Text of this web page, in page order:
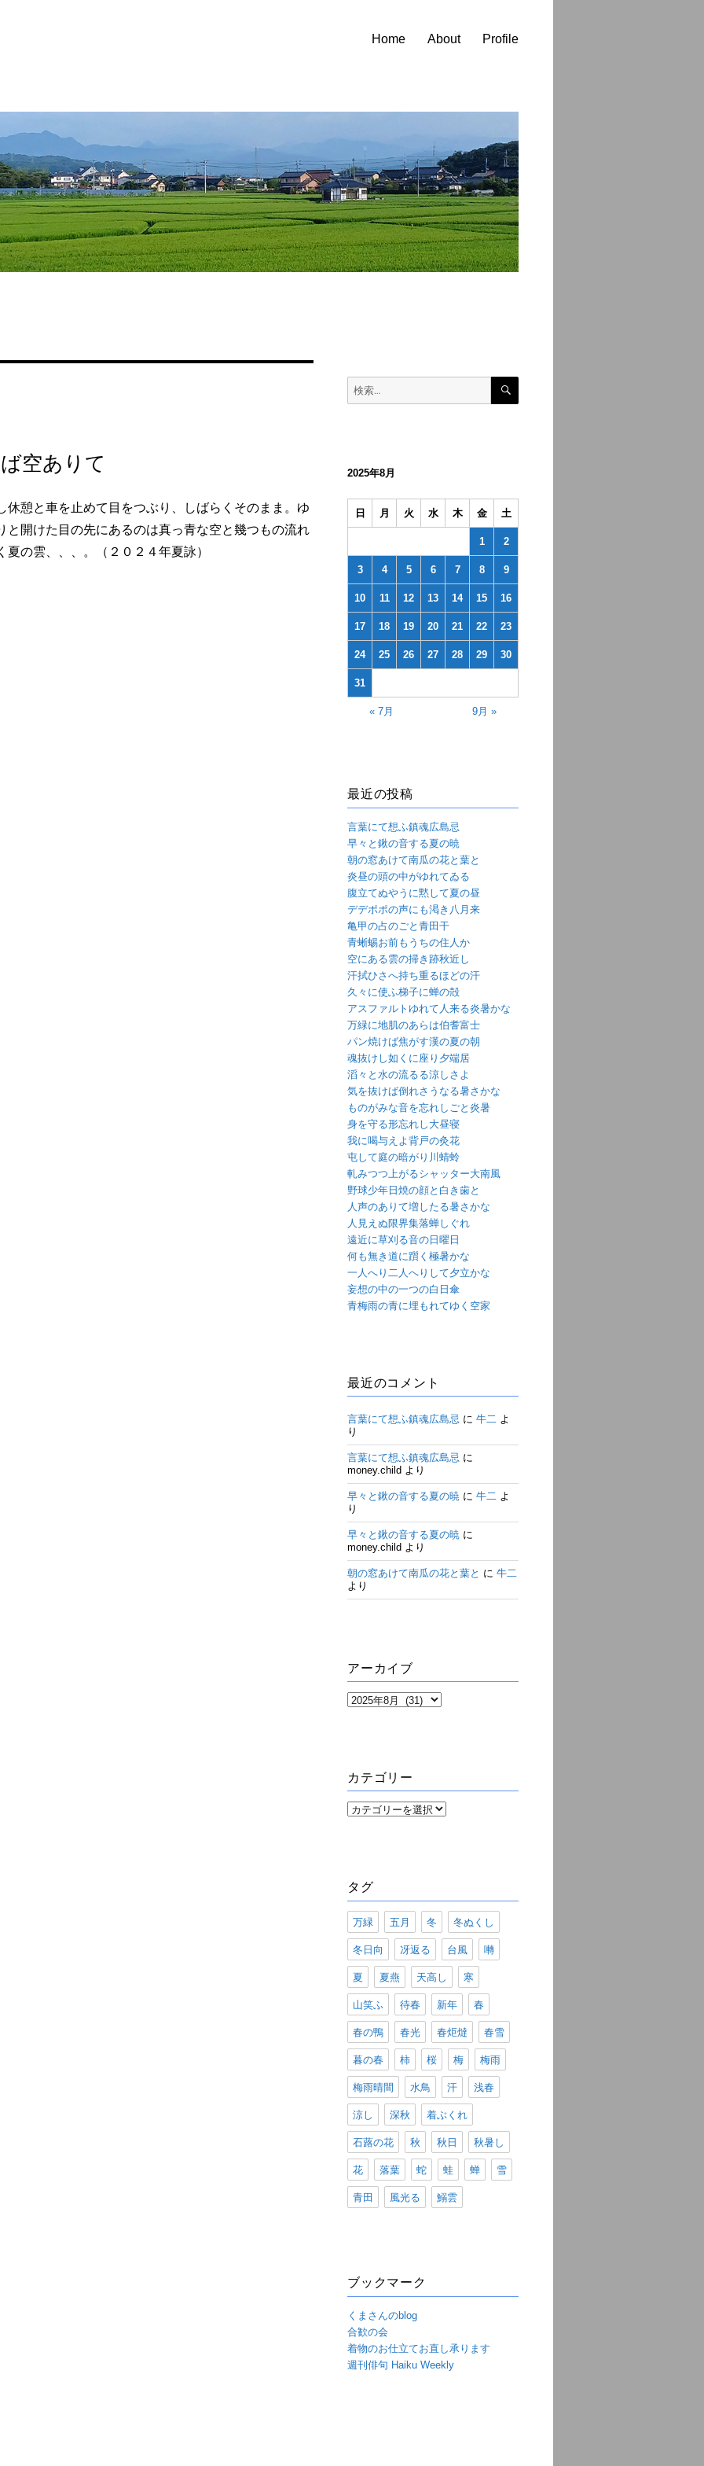
Home About Profile
空ありて
休憩と車を止めて目をつぶり、しばらくそのまま。ゆ
と開けた目の先にあるのは真っ青な空と幾つもの流れ
夏の雲、、、。（２０２４年夏詠）
検
検
2025年8月
日 月 火 水 木 金 土
1 2
3 4 5 6 7 8 9
10 11 12 13 14 15 16
17 18 19 20 21 22 23
24 25 26 27 28 29 30
31
« 7月 9月 »
最近の投稿
言葉にて想ふ鎮魂広島忌
早々と鍬の音する夏の暁
朝の窓あけて南瓜の花と葉と
炎昼の頭の中がゆれてゐる
腹立てぬやうに黙して夏の昼
デデポポの声にも渇き八月来
亀甲の占のごと青田干
青蜥蜴お前もうちの住人か
空にある雲の掃き跡秋近し
汗拭ひさへ持ち重るほどの汗
久々に使ふ梯子に蝉の殻
アスファルトゆれて人来る炎暑かな
万緑に地肌のあらは伯耆富士
パン焼けば焦がす漢の夏の朝
魂抜けし如くに座り夕端居
滔々と水の流るる涼しさよ
気を抜けば倒れさうなる暑さかな
ものがみな音を忘れしごと炎暑
身を守る形忘れし大昼寝
我に喝与えよ背戸の灸花
屯して庭の暗がり川蜻蛉
軋みつつ上がるシャッター大南風
野球少年日焼の顔と白き歯と
人声のありて増したる暑さかな
人見えぬ限界集落蝉しぐれ
遠近に草刈る音の日曜日
何も無き道に躓く極暑かな
一人へり二人へりして夕立かな
妄想の中の一つの白日傘
青梅雨の青に埋もれてゆく空家
最近のコメント
言葉にて想ふ鎮魂広島忌 に牛二 よ
り
言葉にて想ふ鎮魂広島忌 に
money.child より
早々と鍬の音する夏の暁 に牛二 よ
り
早々と鍬の音する夏の暁 に
money.child より
朝の窓あけて南瓜の花と葉と に牛二
より
アーカイブ
ア
カテゴリー
カ
タグ
万緑 五月 冬 冬ぬくし
冬日向 冴返る 台風 囀
夏 夏燕 天高し 寒
山笑ふ 待春 新年 春
春の鴨 春光 春炬燵 春雪
暮の春 柿 桜 梅 梅雨
梅雨晴間 水鳥 汗 浅春
涼し 深秋 着ぶくれ
石蕗の花 秋 秋日 秋暑し
花 落葉 蛇 蛙 蝉 雪
青田 風光る 鰯雲
ブックマーク
くまさんのblog
合歓の会
着物のお仕立てお直し承ります
週刊俳句 Haiku Weekly